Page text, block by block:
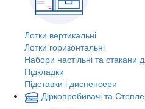
Лотки вертикальні
Лотки горизонтальні
Набори настільні та стакани
Підкладки
Підставки і диспенсери
Діркопробивачі та